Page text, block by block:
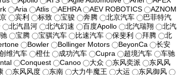
Aria Atlis AEHRA AEV ROBOTICS
AZNOM
宾利 标致 宝骏 奔腾 北京汽车
巴菲特汽
北汽昌河 北汽幻速 百度Apollo 北汽瑞翔
北汽
宝腾 宝骐汽车 比速汽车 保斐利 拜腾
北
Bowler Bollinger Motors BeyonCa
长安
维汽车 橙仕 成功汽车 Cupra 超境汽车
车驰
Conquest Canoo 大众 东风奕派
东风风
东风风度 东南 大力牛魔王 大运
东风御风